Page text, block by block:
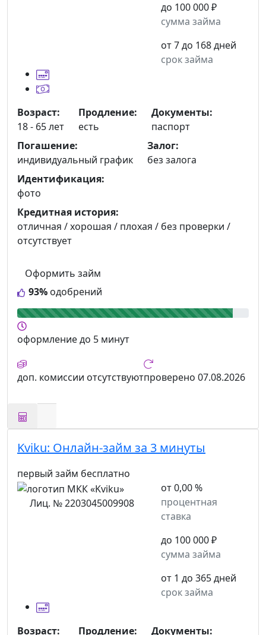
до 100 000 ₽
сумма займа
от 7 до 168 дней
срок займа
93% одобрений
Оформить займ
Возраст:
18 - 65 лет
Продление:
есть
Документы:
паспорт
Погашение:
индивидуальный график
Залог:
без залога
Идентификация:
фото
Кредитная история:
отличная / хорошая / плохая / без проверки /
отсутствует
оформлениедо 5 минут
доп. комиссии отсутствуютпроверено 07.08.2026
Kviku: Онлайн-займ за 3 минуты
первый займ бесплатно
Лиц. № 2203045009908
от 0,00 %
процентная
ставка
до 100 000 ₽
сумма займа
от 1 до 365 дней
срок займа
Возраст:
Продление:
Документы: